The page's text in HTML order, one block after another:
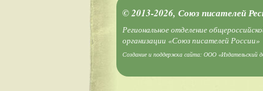
© 2013-2026, Союз писателей
Региональное отделение
организации «Союз писателей России»
Создание и поддержка сайта: ООО «Издательский